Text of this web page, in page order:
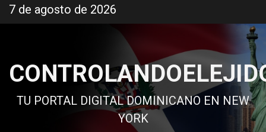
al
7 de agosto de 2026
TU PORTAL DIGITAL DOMINICANO EN NEW
YORK